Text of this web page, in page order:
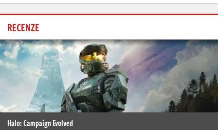
RECENZE
Halo: Campaign Evolved